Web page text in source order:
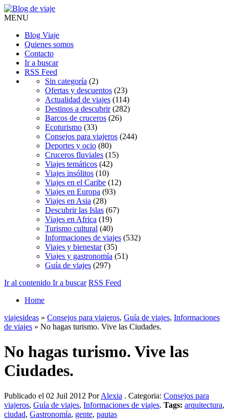
MENU
Blog Viaje
Quienes somos
Contacto
Ir a buscar
RSS Feed
Sin categoría (2)
Ofertas y descuentos (23)
Actualidad de viajes (114)
Destinos a descubrir(282)
Barcos de cruceros (26)
Ecoturismo (33)
Consejos para viajeros (244)
Deportes y ocio (80)
Cruceros fluviales (15)
Viajes temáticos (42)
Viajes insólitos (10)
Viajes en el Caribe (12)
Viajes en Europa (93)
Viajes en Asia (28)
Descubrir las Islas (67)
Viajes en Africa (19)
Turismo cultural (40)
Informaciones de viajes (532)
Viajes y bienestar(35)
Viajes y gastronomía (51)
Guía de viajes (297)
Ir al contenido Ir a buscar RSS Feed
Home
viajesideas » Consejos para viajeros, Guía de viajes, Informaciones
de viajes » No hagas turismo. Vive las Ciudades.
No hagas turismo. Vive las
Ciudades.
Publicado el 02 Juil 2012 PorAlexia . Categoria: Consejos para
viajeros, Guía de viajes, Informaciones de viajes. Tags: arquitectura,
ciudad, Gastronomía, gente, pautas